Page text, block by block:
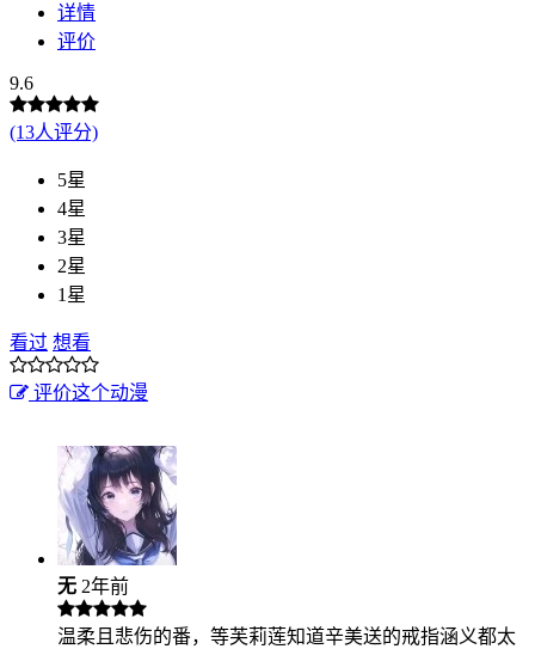
详情
评价
9.6
(13人评分)
5星
4星
3星
2星
1星
看过 想看
评价这个动漫
无 2年前
温柔且悲伤的番，等芙莉莲知道辛美送的戒指涵义都太